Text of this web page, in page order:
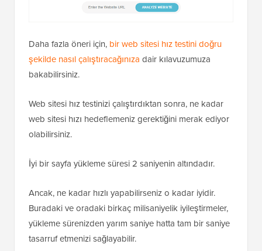
Daha fazla öneri için, bir web sitesi hız testini doğru
şekilde nasıl çalıştıracağınıza dair kılavuzumuza
bakabilirsiniz.
Web sitesi hız testinizi çalıştırdıktan sonra, ne kadar
web sitesi hızı hedeflemeniz gerektiğini merak ediyor
olabilirsiniz.
İyi bir sayfa yükleme süresi 2 saniyenin altındadır.
Ancak, ne kadar hızlı yapabilirseniz o kadar iyidir.
Buradaki ve oradaki birkaç milisaniyelik iyileştirmeler,
yükleme sürenizden yarım saniye hatta tam bir saniye
tasarruf etmenizi sağlayabilir.